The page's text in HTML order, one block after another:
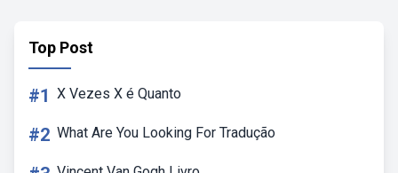
Top Post
#1 X Vezes X é Quanto
#2 What Are You Looking For Tradução